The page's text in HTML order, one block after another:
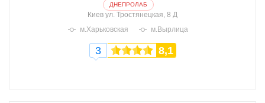
ДНЕПРОЛАБ
Киев ул. Тростянецкая, 8 Д
м.Харьковская
м.Вырлица
3 8,1